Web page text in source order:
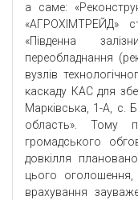
а саме:
«АГРОХІМТРЕЙД»
«Південна
переобладнання
вузлів
каскаду КАС для
Марківська, 1-А, с.
область». Тому
громадського
довкілля
цього
врахування